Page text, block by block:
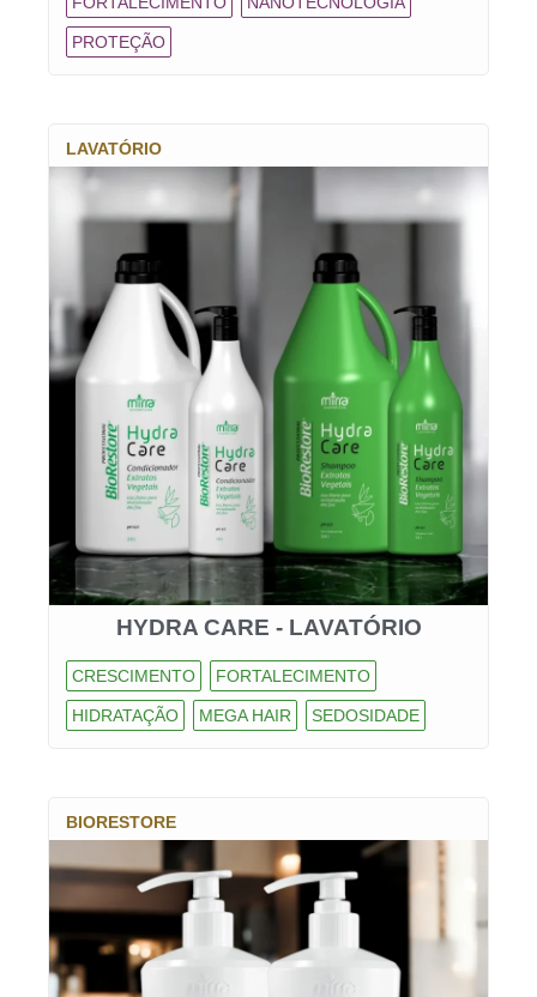
PROTEÇÃO
LAVATÓRIO
HYDRA CARE - LAVATÓRIO
CRESCIMENTO FORTALECIMENTO
HIDRATAÇÃO MEGA HAIR SEDOSIDADE
BIORESTORE